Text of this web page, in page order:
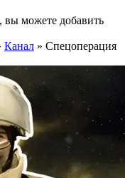
вы можете добавить
Канал » Спецоперация